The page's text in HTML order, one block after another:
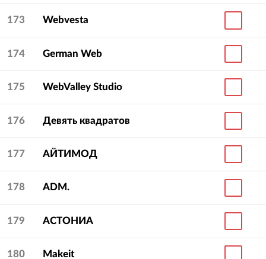
173 Webvesta
174 German Web
175 WebValley Studio
176 Девять квадратов
177 АЙТИМОД
178 ADM.
179 АСТОНИА
180 Makeit